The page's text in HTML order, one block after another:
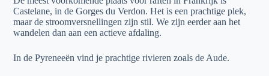
Castelane, in de Gorges du Verdon. Het is een prachtige plek,
maar de stroomversnellingen zijn stil. We zijn eerder aan het
wandelen dan aan een actieve afdaling.
In de Pyreneeën vind je prachtige rivieren zoals de Aude.